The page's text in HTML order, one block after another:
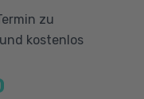
InDesign nutzen
zu
kostenlos